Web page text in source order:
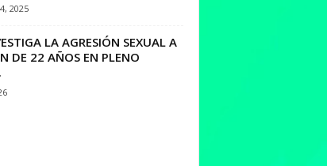
2025
LA AGRESIÓN SEXUAL A
DE 22 AÑOS EN PLENO